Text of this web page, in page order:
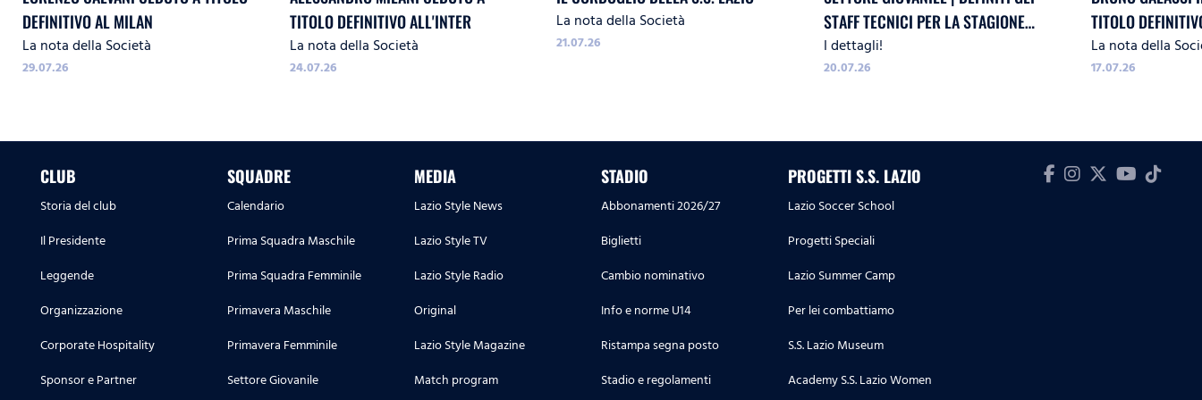
DEFINITIVO AL MILAN
La nota della Società
29.07.26
TITOLO DEFINITIVO ALL'INTER
La nota della Società
24.07.26
La nota della Società
21.07.26
STAFF TECNICI PER LA STAGIONE
2026/27
I dettagli!
20.07.26
TITOLO
La nota della
17.07.26
CLUB
Storia del club
Il Presidente
Leggende
Organizzazione
Corporate Hospitality
Sponsor e Partner
SQUADRE
Calendario
Prima Squadra Maschile
Prima Squadra Femminile
Primavera Maschile
Primavera Femminile
Settore Giovanile
MEDIA
Lazio Style News
Lazio Style TV
Lazio Style Radio
Original
Lazio Style Magazine
Match program
STADIO
Abbonamenti 2026/27
Biglietti
Cambio nominativo
Info e norme U14
Ristampa segna posto
Stadio e regolamenti
PROGETTI S.S. LAZIO
Lazio Soccer School
Progetti Speciali
Lazio Summer Camp
Per lei combattiamo
S.S. Lazio Museum
Academy S.S. Lazio Women